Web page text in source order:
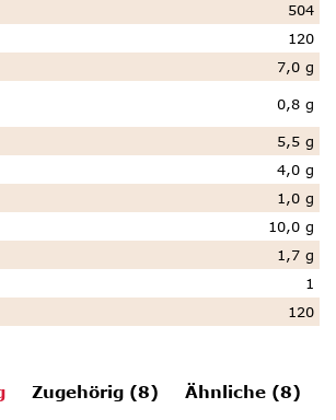
504
120
7,0 g
0,8 g
5,5 g
4,0 g
1,0 g
10,0 g
1,7 g
1
120
Zugehörig (8) Ähnliche (8)